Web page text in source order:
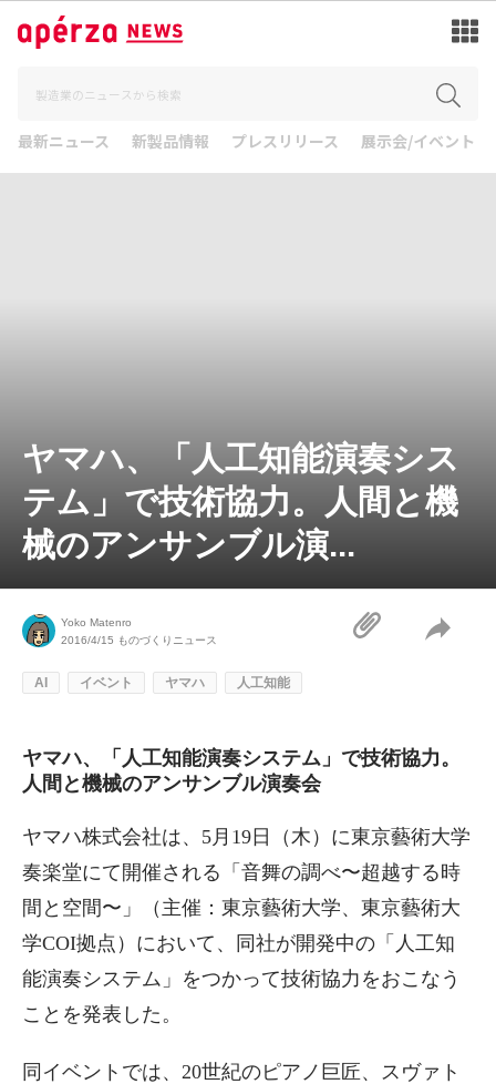
最新ニュース 新製品情報 プレスリリース 展示会/イベント
ヤマハ、「人工知能演奏シス
テム」で技術協力。人間と機
械のアンサンブル演...
Yoko Matenro
2016/4/15 ものづくりニュース
AI イベント ヤマハ 人工知能
ヤマハ、「人工知能演奏システム」で技術協力。
人間と機械のアンサンブル演奏会
ヤマハ株式会社は、5月19日（木）に東京藝術大学
奏楽堂にて開催される「音舞の調べ〜超越する時
間と空間〜」（主催：東京藝術大学、東京藝術大
学COI拠点）において、同社が開発中の「人工知
能演奏システム」をつかって技術協力をおこなう
ことを発表した。
同イベントでは、20世紀のピアノ巨匠、スヴァト